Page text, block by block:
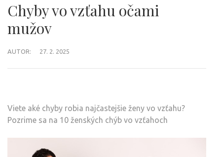
Chyby vo vzťahu očami
mužov
AUTOR: 27. 2. 2025
Viete aké chyby robia najčastejšie ženy vo vzťahu?
Pozrime sa na 10 ženských chýb vo vzťahoch